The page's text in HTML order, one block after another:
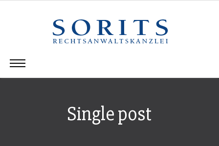
Single post